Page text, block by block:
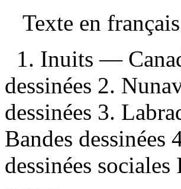
Texte en
1. Inuits —
dessinées 2.
dessinées 3.
Bandes dessinées
dessinées